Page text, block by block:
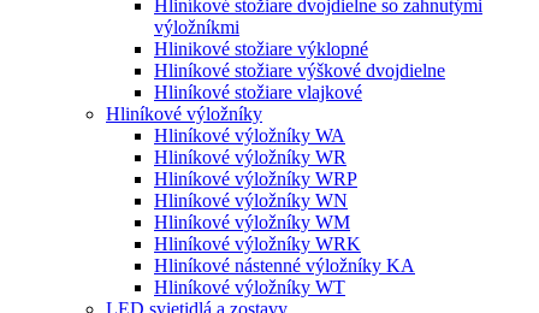
Hliníkové stožiare dvojdielne so zahnutými
výložníkmi
Hlinikové stožiare výklopné
Hliníkové stožiare výškové dvojdielne
Hliníkové stožiare vlajkové
Hliníkové výložníky
Hliníkové výložníky WA
Hliníkové výložníky WR
Hliníkové výložníky WRP
Hliníkové výložníky WN
Hliníkové výložníky WM
Hliníkové výložníky WRK
Hliníkové nástenné výložníky KA
Hliníkové výložníky WT
LED svietidlá a zostavy